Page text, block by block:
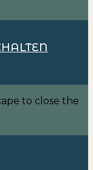
to close the